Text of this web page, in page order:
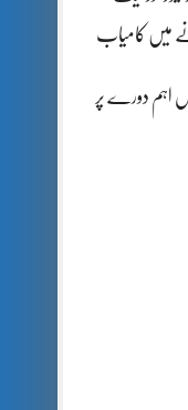
میں کامیاب
اہم دورے پر